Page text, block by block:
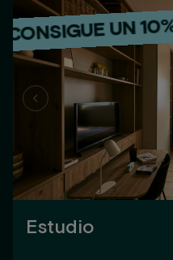
UN 10% OFF!
Estudio
¡CONSIGUE